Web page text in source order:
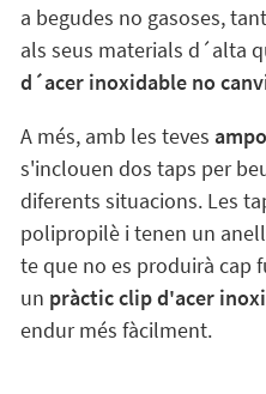
a begudes no gasoses,
als seus materials d´alta
d´acer inoxidable no
A més, amb les teves
s'inclouen dos taps per
diferents situacions. Les
polipropilè i tenen un
te que no es produirà cap
un pràctic clip d'acer
endur més fàcilment.